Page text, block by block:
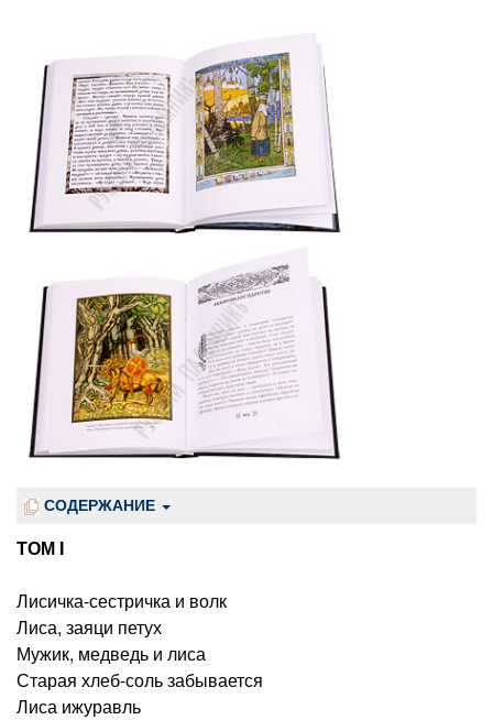
СОДЕРЖАНИЕ
ТОМ I
Лисичка-сестричка и волк
Лиса, заяци петух
Мужик, медведь и лиса
Старая хлеб-соль забывается
Лиса ижуравль